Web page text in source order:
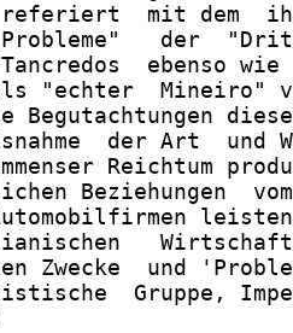
mit dem
der
ebenso
"echter  Mineiro"
Begutachtungen
der Art  und
Reichtum
Beziehungen
Zwecke  und
Gruppe,